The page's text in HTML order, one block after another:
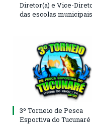
Diretor(a) e Vice-
das escolas municipais
3º Torneio de Pesca
Esportiva do Tucunaré